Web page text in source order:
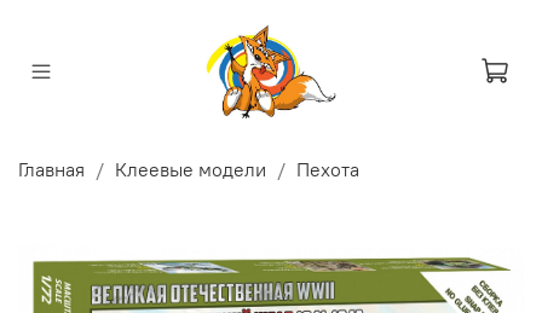
Главная Клеевые модели Пехота